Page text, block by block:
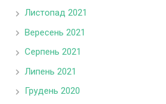
Листопад 2021
Вересень 2021
Серпень 2021
Липень 2021
Грудень 2020